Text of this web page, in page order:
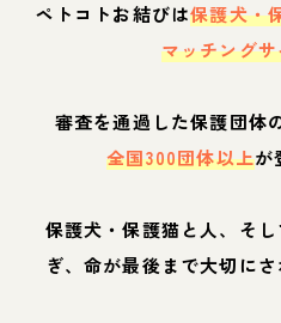
ペトコトお結びは保護犬・
マッチング
審査を通過した保護団体
全国300団体以上が
保護犬・保護猫と人、そ
ぎ、命が最後まで大切に